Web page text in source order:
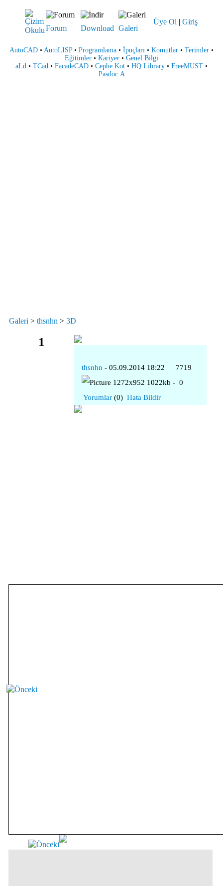
Üye Ol | Giriş
Forum Download Galeri
AutoCAD • AutoLISP• Programlama • İpuçları • Komutlar • Terimler •
Eğitimler • Kariyer • Genel Bilgi
aLd • TCad • FacadeCAD • Cephe Kot • HQ Library • FreeMUST •
Pasdoc.A
Galeri > thsnhn > 3D
thsnhn - 05.09.2014 18:22
7719
1272x952 1022kb - 0
Yorumlar (0) Hata Bildir
1